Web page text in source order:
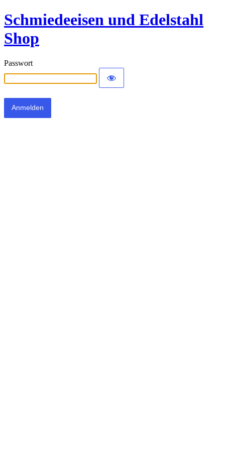
Schmiedeeisen und Edelstahl
Shop
Passwort